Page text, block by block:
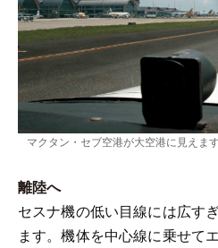
マクタン・セブ空港が大空港に見えます
離陸へ
セスナ機の低い目線には広す
ます。機体を中心線に乗せて